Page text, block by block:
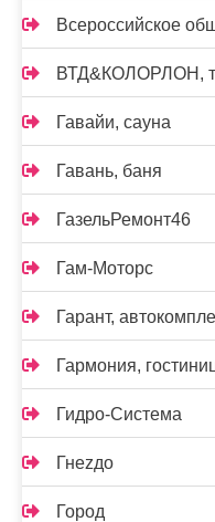
Всероссийское
ВТД&КОЛОРЛОН,
Гавайи, сауна
Гавань, баня
ГазельРемонт46
Гам-Моторс
Гарант,
Гармония,
Гидро-Система
Гнеzдо
Город